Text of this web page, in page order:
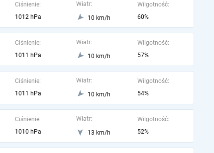
Ciśnienie:
1012 hPa
Wiatr:
10 km/h
Wilgotność:
60%
Ciśnienie:
1011 hPa
Wiatr:
10 km/h
Wilgotność:
57%
Ciśnienie:
1011 hPa
Wiatr:
10 km/h
Wilgotność:
54%
Ciśnienie:
1010 hPa
Wiatr:
13 km/h
Wilgotność:
52%